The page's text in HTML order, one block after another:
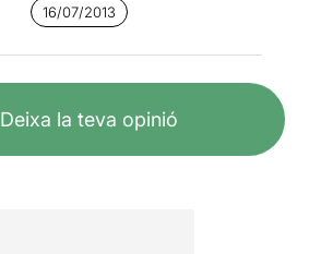
16/07/2013
Deixa la teva opinió